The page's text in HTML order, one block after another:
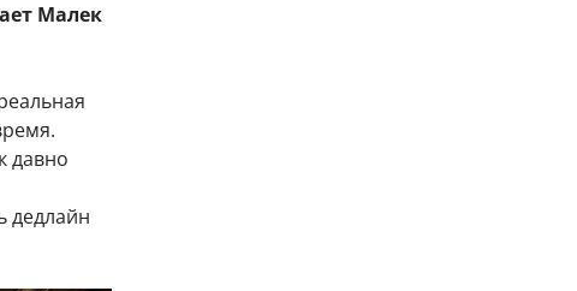
Малек
давно
дедлайн